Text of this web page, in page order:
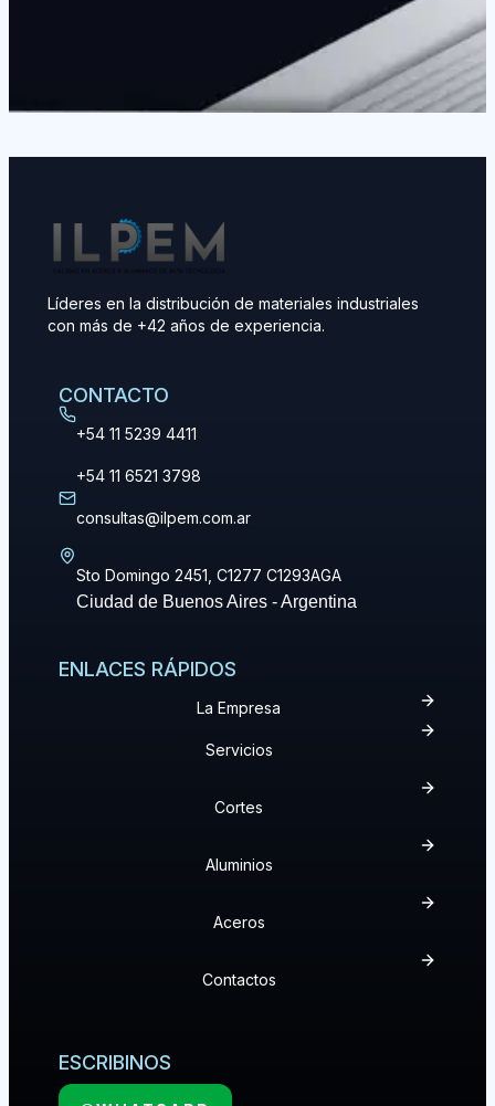
Líderes en la distribución de materiales industriales
con más de +42 años de experiencia.
CONTACTO
+54 11 5239 4411
+54 11 6521 3798
consultas@ilpem.com.ar
Sto Domingo 2451, C1277 C1293AGA
Ciudad de Buenos Aires - Argentina
ENLACES RÁPIDOS
La Empresa
Servicios
Cortes
Aluminios
Aceros
Contactos
ESCRIBINOS